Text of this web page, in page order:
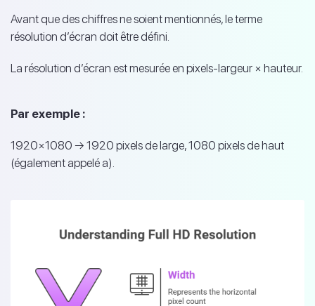
Avant que des chiffres ne soient mentionnés, le terme
résolution d’écran doit être défini.
La résolution d’écran est mesurée en pixels-largeur × hauteur.
Par exemple :
1920×1080 → 1920 pixels de large, 1080 pixels de haut
(également appelé a).